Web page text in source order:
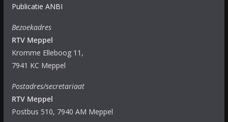
Publicatie ANBI
Bezoekadres
RTV Meppel
Kromme Elleboog 11,
7941 KC Meppel
Postadres/secretariaat
RTV Meppel
Postbus 510, 7940 AM Meppel